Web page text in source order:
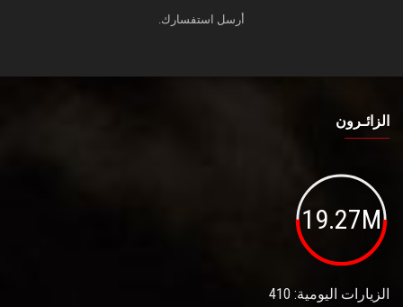
أرسل استفسارك.
الزائـرون
19.27M
الزيارات اليومية: 410